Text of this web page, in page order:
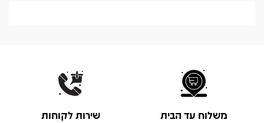
משלוח עד הבית שירות לקוחות